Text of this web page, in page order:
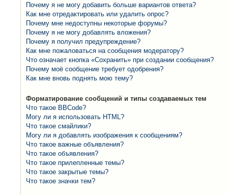
Почему я не могу добавить больше вариантов ответа?
Как мне отредактировать или удалить опрос?
Почему мне недоступны некоторые форумы?
Почему я не могу добавлять вложения?
Почему я получил предупреждение?
Как мне пожаловаться на сообщения модератору?
Что означает кнопка «Сохранить» при создании сообщения?
Почему моё сообщение требует одобрения?
Как мне вновь поднять мою тему?
Форматирование сообщений и типы создаваемых тем
Что такое BBCode?
Могу ли я использовать HTML?
Что такое смайлики?
Могу ли я добавлять изображения к сообщениям?
Что такое важные объявления?
Что такое объявления?
Что такое прилепленные темы?
Что такое закрытые темы?
Что такое значки тем?